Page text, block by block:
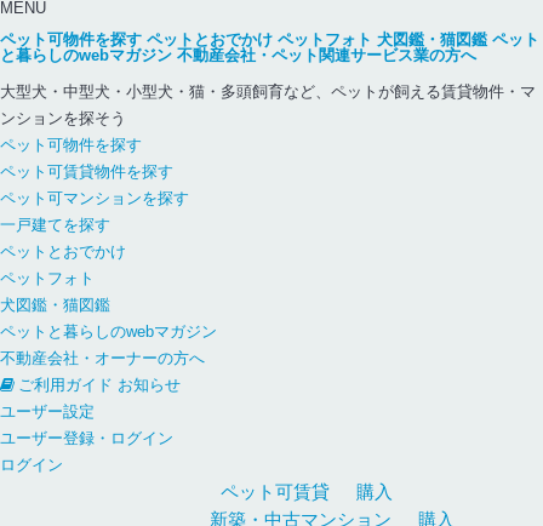
MENU
ペット可物件を探す ペットとおでかけ ペットフォト 犬図鑑・猫図鑑 ペット
と暮らしのwebマガジン 不動産会社・ペット関連サービス業の方へ
大型犬・中型犬・小型犬・猫・多頭飼育など、ペットが飼える賃貸物件・マ
ンションを探そう
ペット可物件を探す
ペット可賃貸物件を探す
ペット可マンションを探す
一戸建てを探す
ペットとおでかけ
ペットフォト
犬図鑑・猫図鑑
ペットと暮らしのwebマガジン
不動産会社・オーナーの方へ
ご利用ガイド お知らせ
ユーザー設定
ユーザー登録・ログイン
ログイン
ペット可賃貸
購入
新築・中古マンション
購入